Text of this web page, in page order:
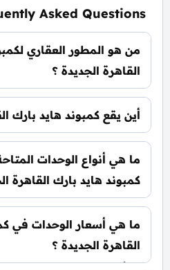
Asked Questions
من هو المطور العقاري
القاهرة الجديدة ؟
Developments.
أين يقع كمبوند هايد بارك
يقع كمبوند هايد بارك
التجمع الخامس بإطلالة
الدائري الجديد.
ما هي أنواع الوحدات
كمبوند هايد بارك القاهرة
يضم الكمبوند مجموعة
تبدأ من 328 متر²
ما هي أسعار الوحدات في
القاهرة الجديدة ؟